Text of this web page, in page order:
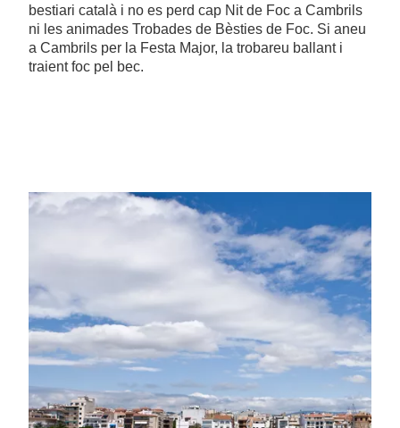
bestiari català i no es perd cap Nit de Foc a Cambrils
ni les animades Trobades de Bèsties de Foc. Si aneu
a Cambrils per la Festa Major, la trobareu ballant i
traient foc pel bec.